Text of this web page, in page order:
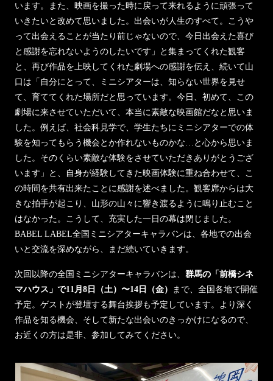
います。また、映画を撮った時に戻って来れるように頑張って
いきたいと改めて思いました。出会いが人生のすべて。こうや
って出会えることが当たり前じゃないので、今日出会えた喜び
と感謝を忘れないようのしたいです」と集まってくれた観客
と、再び作品を上映してくれた劇場への感謝を伝え、続いて山
口は「自分にとって、ミニシアターは、知らない世界を見せ
て、育ててくれた場所だと思っています。今日、初めて、この
劇場に来させていただいて、本当に素敵な映画館だなと思いま
した。例えば、社会科見学で、学生たちにミニシアターでの体
験を知ってもらう機会とか作れないものかな…と心から思いま
した。そのくらい素敵な体験をさせていただきありがとうござ
います」と、自身が経験してきた映画体験に重ね合わせて、こ
の時間を共有出来たことに感謝を述べました。観客席からは大
きな拍手が起こり、山形の山々に響き渡るように鳴り止むこと
はなかった。こうして、充実した一日の幕は閉じました。
BABEL LABEL全国ミニシアターキャラバンは、各地での出会
いと交流を深めながら、まだ続いていきます。
次回以降の全国ミニシアターキャラバンは、 群馬の「前橋シネ
マハウス」で11月8日（土）〜14日（金）
まで、全国各地で開催
予定。ゲストが登壇する舞台挨拶も予定しています。より深く
作品を知る機会、そして新たな出会いのきっかけになるので、
お近くの方は是非、参加してみてください。